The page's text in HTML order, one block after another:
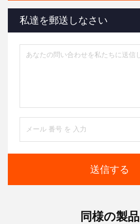
私達を郵送しなさい
送信する
同様の製品